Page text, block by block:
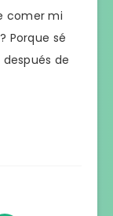
comer mi
Porque sé
de